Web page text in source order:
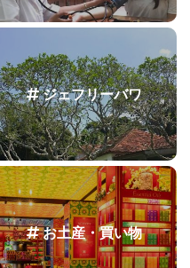
ジェフリーバワ
お土産・買い物